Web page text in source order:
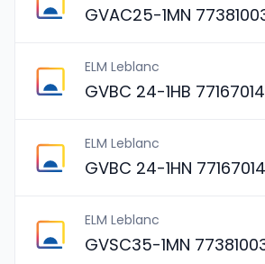
GVAC25-1MN
ELM Leblanc
GVBC 24-1HB
ELM Leblanc
GVBC 24-1HN
ELM Leblanc
GVSC35-1MN